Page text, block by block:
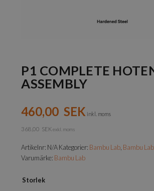
P1 COMPLETE
ASSEMBLY
460,00 SEK inkl. moms
368,00 SEK exkl. moms
Artikelnr: N/AKategorier: Bambu Lab Bambu
Varumärke: Bambu Lab
Storlek